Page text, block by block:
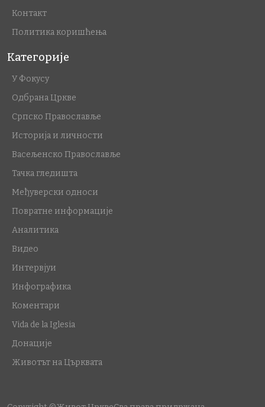
Контакт
Политика коришћења
Категорије
У Фокусу
Одбрана Цркве
Српско Православље
Историја и личности
Васељенско Православље
Тачка гледишта
Међуверски односи
Повратне информације
Аналитика
Видео
Интервјуи
Инфографика
Коментари
Vida de la Iglesia
Донације
Животът на Църквата